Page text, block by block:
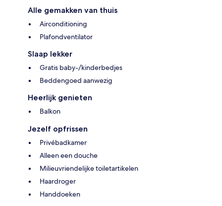
Alle gemakken van thuis
Airconditioning
Plafondventilator
Slaap lekker
Gratis baby-/kinderbedjes
Beddengoed aanwezig
Heerlijk genieten
Balkon
Jezelf opfrissen
Privébadkamer
Alleen een douche
Milieuvriendelijke toiletartikelen
Haardroger
Handdoeken